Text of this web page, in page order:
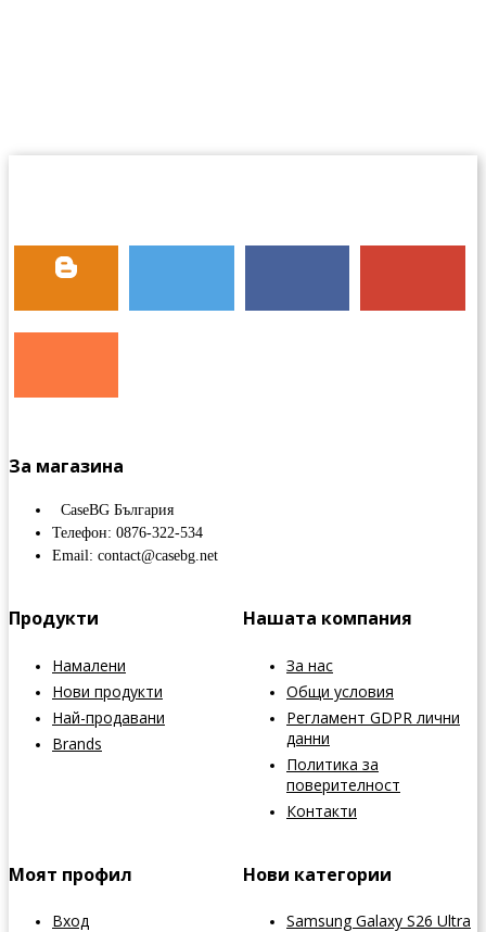
За магазина
CaseBG България
Телефон: 0876-322-534
Email: contact@casebg.net
Продукти
Намалени
Нови продукти
Най-продавани
Brands
Нашата компания
За нас
Общи условия
Регламент GDPR лични
данни
Политика за
поверителност
Контакти
Моят профил
Вход
Нови категории
Samsung Galaxy S26 Ultra